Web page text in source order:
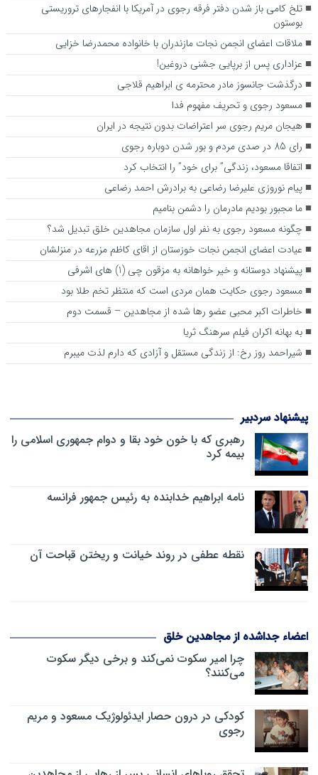
تلخ کامی باز شدن دفتر فرقه رجوی در آمریکا با انفجارهای تروریستی
بوستون
ملاقات اعضای انجمن نجات مازندران با خانواده محمدرضا خزایی
عزاداری پس از برپایی جشنی دروغین!
درگذشت جانسوز مادر محترمه ی ابراهیم قلاجی
مسعود رجوی و تحریف مفهوم فدا
هیجان مریم رجوی سر اعتراضات بدون نتیجه در ایران
رای 85 در صدی مردم و بور شدن دوباره رجوی
اتفاقا مسعود، زندگی” برای خود” را انتخاب کرد
پیام نوروزی علیرضا رضاعی به برادرش احمد رضاعی
ما مجبور بودیم مادرمان را دشمن بنامیم
چگونه مسعود رجوی به نفر اول سازمان مجاهدین خلق تبدیل شد؟
عیادت اعضای انجمن نجات خوزستان از اقای کاظم مزرعه در منزلشان
پیشنهاد دوستانه و خیر خواهانه به مزقون چی (1) های اشرفی
مسعود رجوی حکایت همان مردی است که منتظر تخم طلا بود
خاطرات اکبر محبی عضو رها شده از مجاهدین – قسمت دوم
به ‌بهانه اکران فیلم سرهنگ ثریا
شیراحمد روز رخ: از زندگی مستقل و آزادی که دارم لذت میبرم
پیشنهاد سردبیر
رهبری که با خون خود بقا و دوام جمهوری اسلامی را
بیمه کرد
نامه ابراهیم خدابنده به رئیس جمهور فرانسه
نقطه عطفی در روند خیانت و ریختن قباحت آن
اعضاء جداشده از مجاهدین خلق
چرا امیر سکوت نمی‌کند و برخی دیگر سکوت
می‌کنند؟
کودکی در درون حصار ایدئولوژیک مسعود و مریم
رجوی